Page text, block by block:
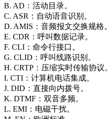
B. AD：活动目录。
C. ASR：自动语音识别。
D. AMIS：音频报文交换规格。
E. CDR：呼叫数据记录。
F. CLI：命令行接口。
G. CLID：呼叫线路识别。
H. CRTP：压缩实时传输协议。
I. CTI：计算机电话集成。
J. DID：直接向内拨号。
K. DTMF：双音多频。
L. EMI：电磁干扰。